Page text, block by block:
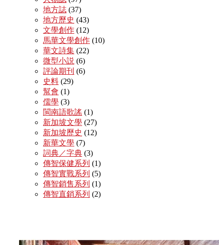
地方誌 (37)
地方歷史 (43)
文學創作 (12)
馬華文學創作 (10)
華文詩集 (22)
微型小説 (6)
評論期刊 (6)
史料 (29)
幫會 (1)
儒學 (3)
閩南語歌謠 (1)
新加坡文學 (27)
新加坡歷史 (12)
新華文學 (7)
詞典／字典 (3)
傳智保健系列 (1)
傳智實戰系列 (5)
傳智銷售系列 (1)
傳智直銷系列 (2)